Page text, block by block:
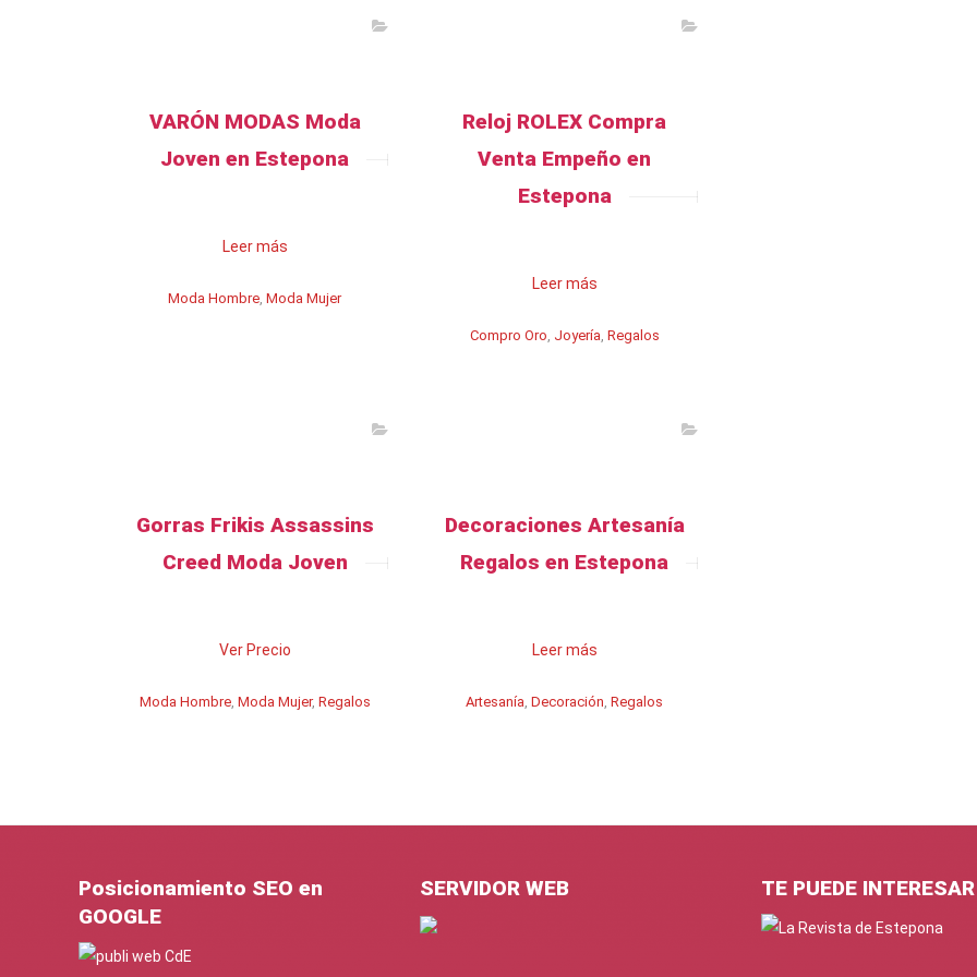
VARÓN MODAS Moda
Joven en Estepona
Leer más
Moda Hombre,Moda Mujer
Reloj ROLEX Compra
Venta Empeño en
Estepona
Leer más
Compro Oro, Joyería, Regalos
Gorras Frikis Assassins
Creed Moda Joven
Ver Precio
Moda Hombre, Moda Mujer, Regalos
Decoraciones Artesanía
Regalos en Estepona
Leer más
Artesanía ,Decoración ,Regalos
Posicionamiento SEO en
GOOGLE
SERVIDOR WEB TE PUEDE INTERESAR